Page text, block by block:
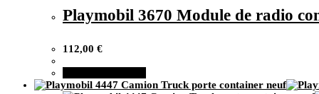
Playmobil 3670 Module de radio
112,00 €